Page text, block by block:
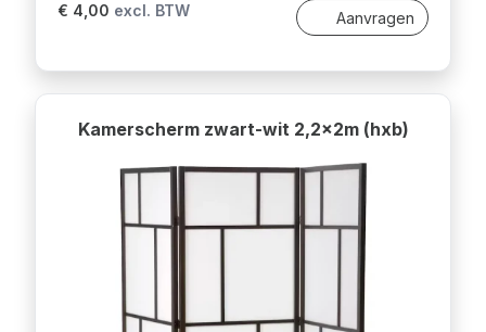
€ 4,00 excl. BTW Aanvragen
Kamerscherm zwart-wit 2,2x2m (hxb)